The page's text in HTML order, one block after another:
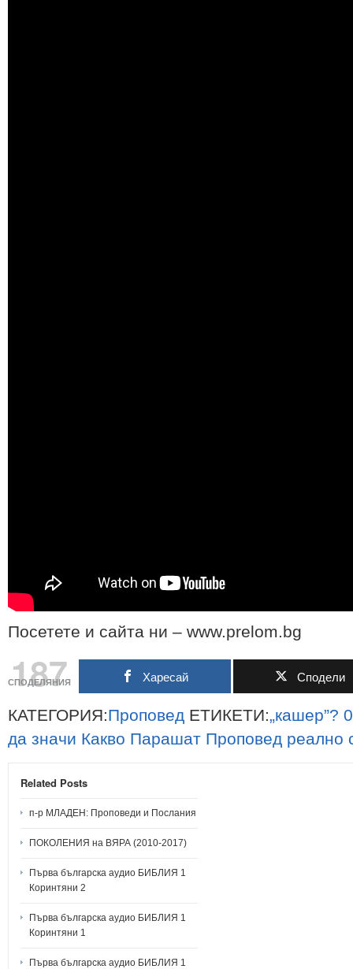
Посетете и сайта ни – www.prelom.bg
187
СПОДЕЛЯНИЯ Харесай Сподели
КАТЕГОРИЯ:Проповед ЕТИКЕТИ:„кашер”?
да значи Какво Парашат Проповед реално
Related Posts
п-р МЛАДЕН: Проповеди и Послания
ПОКОЛЕНИЯ на ВЯРА (2010-2017)
Първа българска аудио БИБЛИЯ 1
Коринтяни 2
Първа българска аудио БИБЛИЯ 1
Коринтяни 1
Първа българска аудио БИБЛИЯ 1